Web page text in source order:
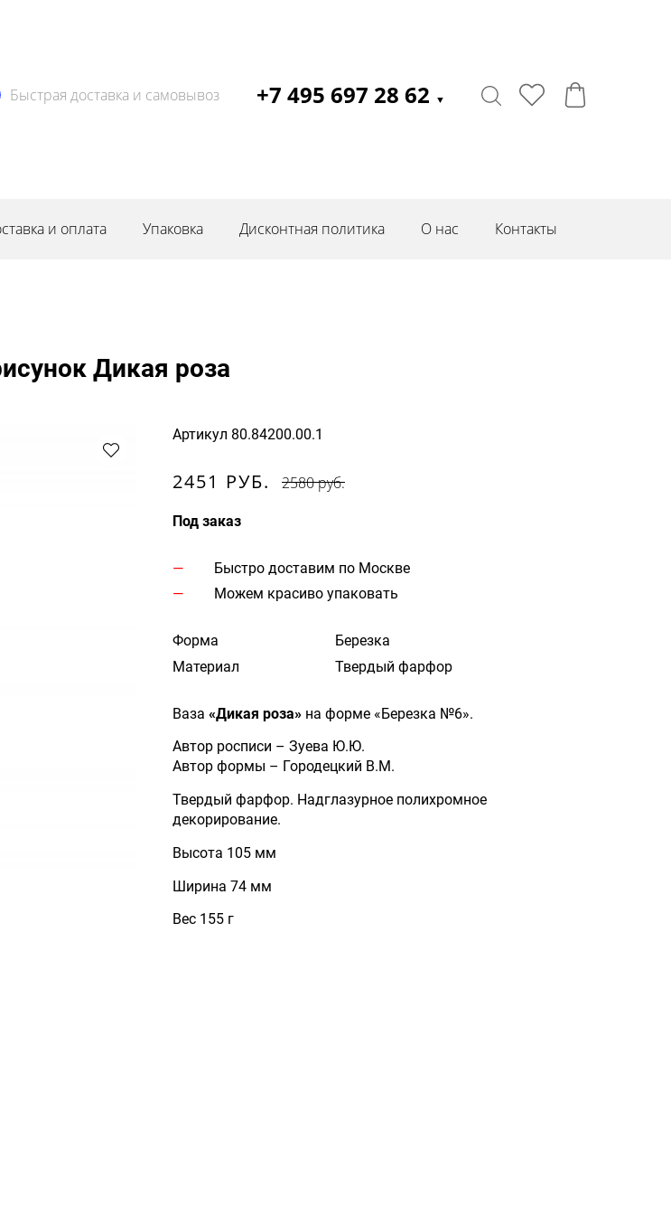
Быстрая доставка и самовывоз +7 495 697 28 62 ▼
и оплата Упаковка Дисконтная политика О нас Контакты
Дикая роза
Артикул 80.84200.00.1
2451 РУБ. 2580 руб.
Под заказ
Быстро доставим по Москве
Можем красиво упаковать
Форма
Березка
Материал
Твердый фарфор
Ваза «Дикая роза» на форме «Березка №6».
Автор росписи – Зуева Ю.Ю.
Автор формы – Городецкий В.М.
Твердый фарфор. Надглазурное полихромное
декорирование.
Высота 105 мм
Ширина 74 мм
Вес 155 г